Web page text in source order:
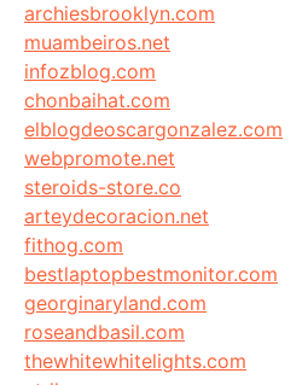
archiesbrooklyn.com
muambeiros.net
infozblog.com
chonbaihat.com
elblogdeoscargonzalez.com
webpromote.net
steroids-store.co
arteydecoracion.net
fithog.com
bestlaptopbestmonitor.com
georginaryland.com
roseandbasil.com
thewhitewhitelights.com